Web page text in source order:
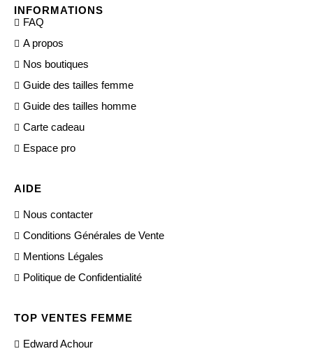
INFORMATIONS
FAQ
A propos
Nos boutiques
Guide des tailles femme
Guide des tailles homme
Carte cadeau
Espace pro
AIDE
Nous contacter
Conditions Générales de Vente
Mentions Légales
Politique de Confidentialité
TOP VENTES FEMME
Edward Achour